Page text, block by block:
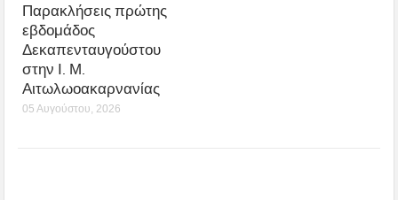
Παρακλήσεις πρώτης
εβδομάδος
Δεκαπενταυγούστου
στην Ι. Μ.
Αιτωλωοακαρνανίας
05 Αυγούστου, 2026